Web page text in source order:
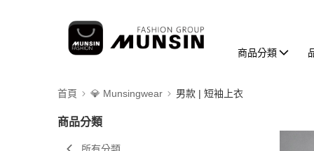
商品分類
首頁 💎 Munsingwear 男款 | 短袖上衣
商品分類